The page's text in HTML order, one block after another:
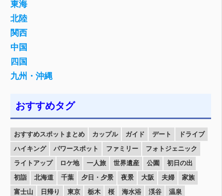
東海
北陸
関西
中国
四国
九州・沖縄
おすすめタグ
おすすめスポットまとめ カップル ガイド デート
ドライブ
ハイキング
パワースポット ファミリー
フォトジェニック
ライトアップ
ロケ地 一人旅 世界遺産 公園
初日の出
初詣
北海道 千葉 夕日・夕景 夜景 大阪 夫婦
家族
富士山
日帰り 東京 栃木 桜 海水浴 渓谷 温泉